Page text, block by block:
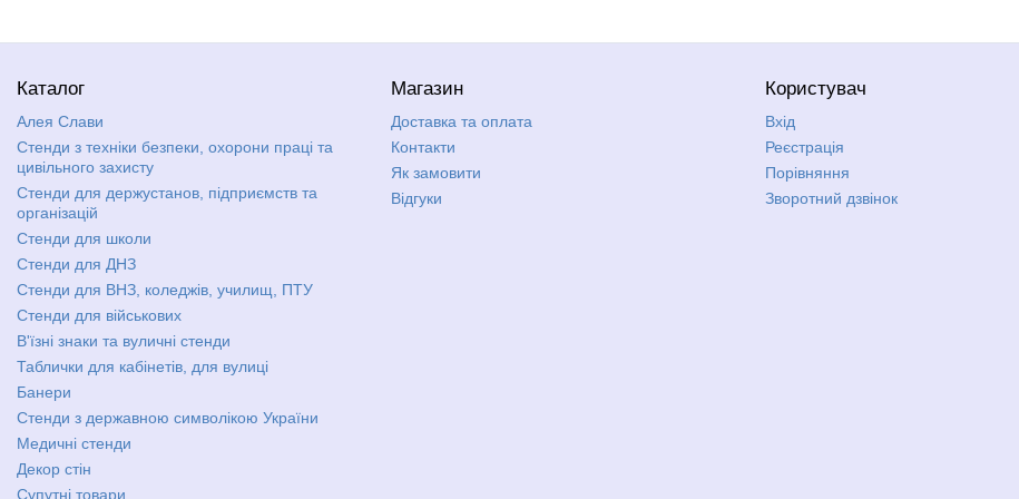
Каталог
Алея Слави
Стенди з техніки безпеки, охорони праці та
цивільного захисту
Стенди для держустанов, підприємств та
організацій
Стенди для школи
Стенди для ДНЗ
Стенди для ВНЗ, коледжів, училищ, ПТУ
Стенди для військових
В'їзні знаки та вуличні стенди
Таблички для кабінетів, для вулиці
Банери
Стенди з державною символікою України
Медичні стенди
Декор стін
Супутні товари
Магазин
Доставка та оплата
Контакти
Як замовити
Відгуки
Користувач
Вхід
Реєстрація
Порівняння
Зворотний дзвінок